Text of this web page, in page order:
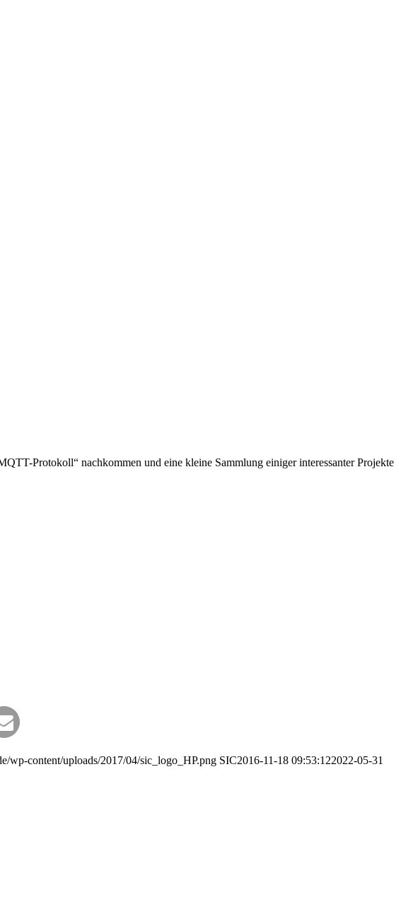
Protokoll“ nachkommen und eine kleine Sammlung einiger interessanter Projekte
wp-content/uploads/2017/04/sic_logo_HP.png SIC2016-11-18 09:53:122022-05-31